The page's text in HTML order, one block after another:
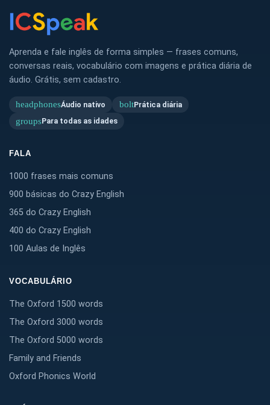
Aprenda e fale inglês de forma simples — frases comuns,
conversas reais, vocabulário com imagens e prática diária de
áudio. Grátis, sem cadastro.
headphonesÁudio nativo boltPrática diária
groupsPara todas as idades
FALA
1000 frases mais comuns
900 básicas do Crazy English
365 do Crazy English
400 do Crazy English
100 Aulas de Inglês
VOCABULÁRIO
The Oxford 1500 words
The Oxford 3000 words
The Oxford 5000 words
Family and Friends
Oxford Phonics World